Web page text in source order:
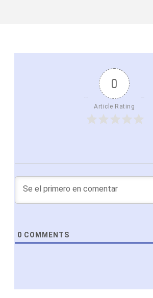
0
Article Rating
0 COMMENTS